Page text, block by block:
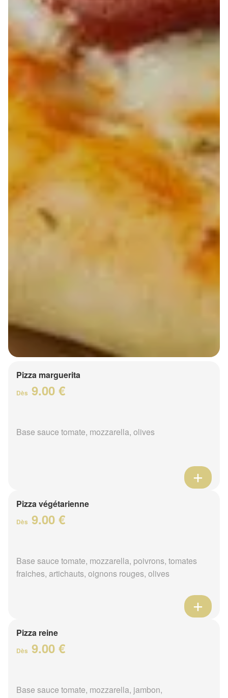
Pizza marguerita
Dès 9.00 €
Base sauce tomate, mozzarella, olives
Pizza végétarienne
Dès 9.00 €
Base sauce tomate, mozzarella, poivrons, tomates
fraiches, artichauts, oignons rouges, olives
Pizza reine
Dès 9.00 €
Base sauce tomate, mozzarella, jambon,